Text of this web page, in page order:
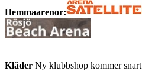
Hemmaarenor:
Kläder Ny klubbshop kommer snart